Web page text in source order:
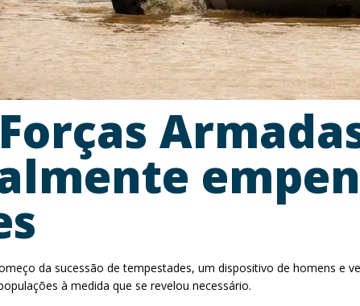
da sucessão de tempestades, um dispositivo de homens e
à medida que se revelou necessário.